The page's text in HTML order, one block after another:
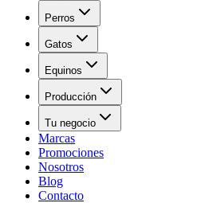
Perros
Gatos
Equinos
Producción
Tu negocio
Marcas
Promociones
Nosotros
Blog
Contacto